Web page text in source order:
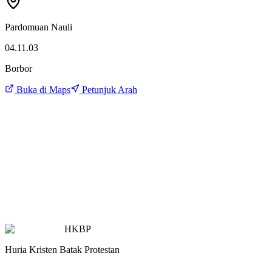
Pardomuan Nauli
04.11.03
Borbor
Buka di Maps Petunjuk Arah
HKBP
Huria Kristen Batak Protestan